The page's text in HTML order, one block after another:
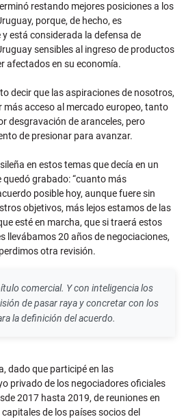
restando mejores posiciones a los
porque, de hecho, es
y está considerada la defensa de
sensibles al ingreso de productos
afectados en su economía.
decir que las aspiraciones de nosotros,
más acceso al mercado europeo, tanto
desgravación de aranceles, pero
de presionar para avanzar.
en estos temas que decía en un
quedó grabado: “cuanto más
posible hoy, aunque fuere sin
objetivos, más lejos estamos de las
esté en marcha, que si traerá estos
llevábamos 20 años de negociaciones,
otra revisión.
comercial. Y con inteligencia los
de pasar raya y concretar con los
la definición del acuerdo.
dado que participé en las
privado de los negociadores oficiales
2017 hasta 2019, de reuniones en
de los países socios del